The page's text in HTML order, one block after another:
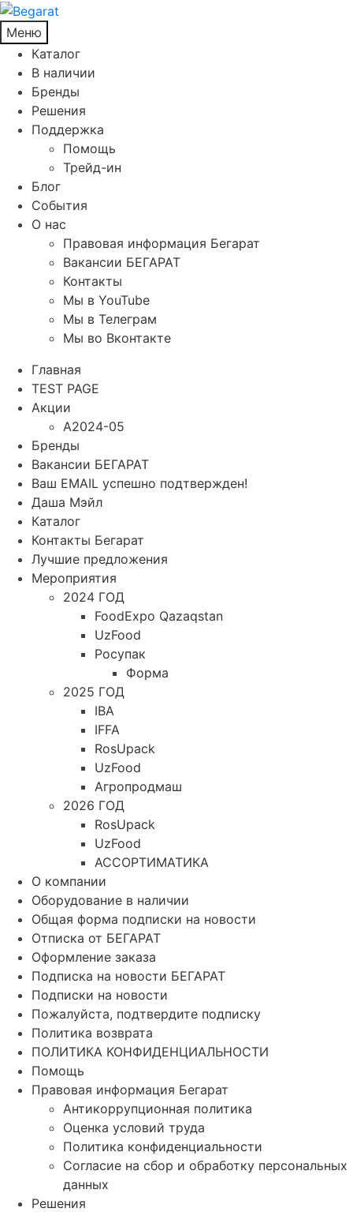
Меню
Каталог
В наличии
Бренды
Решения
Поддержка
Помощь
Трейд-ин
Блог
События
О нас
Правовая информация Бегарат
Вакансии БЕГАРАТ
Контакты
Мы в YouTube
Мы в Телеграм
Мы во Вконтакте
Главная
TEST PAGE
Акции
A2024-05
Бренды
Вакансии БЕГАРАТ
Ваш EMAIL успешно подтвержден!
Даша Мэйл
Каталог
Контакты Бегарат
Лучшие предложения
Мероприятия
2024 ГОД
FoodExpo Qazaqstan
UzFood
Росупак
Форма
2025 ГОД
IBA
IFFA
RosUpack
UzFood
Агропродмаш
2026 ГОД
RosUpack
UzFood
АССОРТИМАТИКА
О компании
Оборудование в наличии
Общая форма подписки на новости
Отписка от БЕГАРАТ
Оформление заказа
Подписка на новости БЕГАРАТ
Подписки на новости
Пожалуйста, подтвердите подписку
Политика возврата
ПОЛИТИКА КОНФИДЕНЦИАЛЬНОСТИ
Помощь
Правовая информация Бегарат
Антикоррупционная политика
Оценка условий труда
Политика конфиденциальности
Согласие на сбор и обработку персональных
данных
Решения